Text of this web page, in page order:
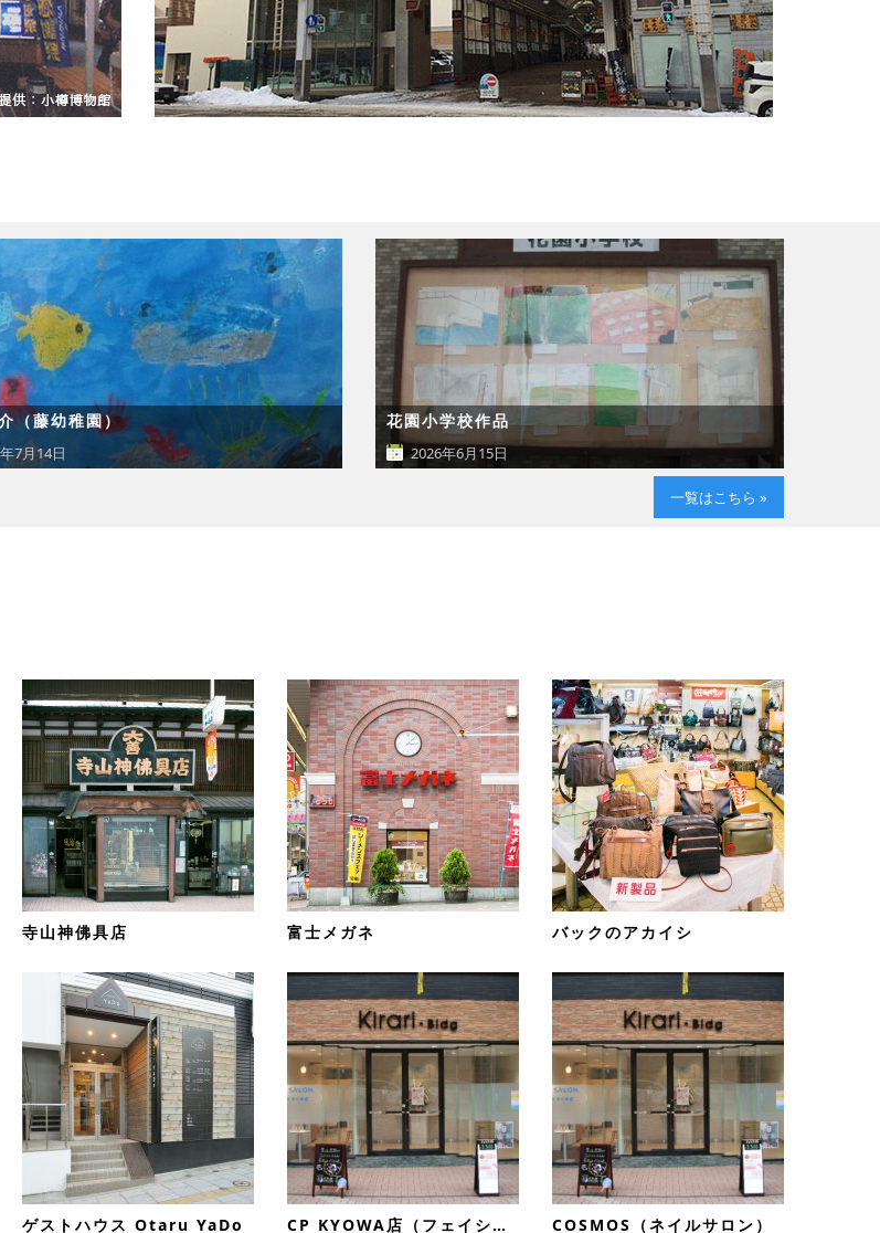
（藤幼稚園）
7月14日
花園小学校作品
2026年6月15日
一覧はこちら »
寺山神佛具店 富士メガネ バックのアカイシ
ゲストハウス Otaru YaDo CP KYOWA店（フェイシャルエステサロン） COSMOS（ネイルサロン）